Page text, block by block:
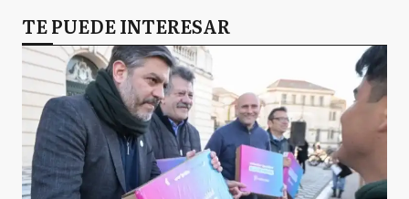
TE PUEDE INTERESAR